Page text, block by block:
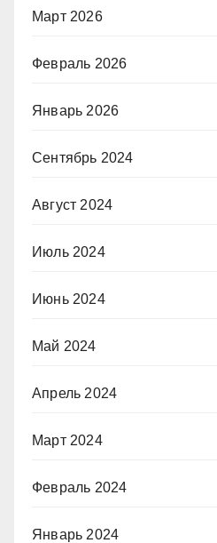
Март 2026
Февраль 2026
Январь 2026
Сентябрь 2024
Август 2024
Июль 2024
Июнь 2024
Май 2024
Апрель 2024
Март 2024
Февраль 2024
Январь 2024